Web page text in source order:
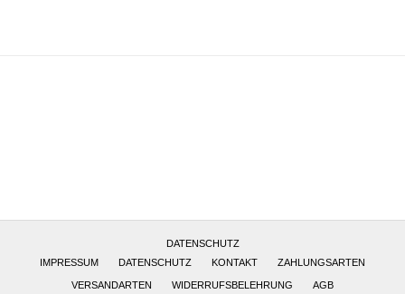
DATENSCHUTZ
IMPRESSUM
DATENSCHUTZ KONTAKT ZAHLUNGSARTEN
VERSANDARTEN WIDERRUFSBELEHRUNG AGB